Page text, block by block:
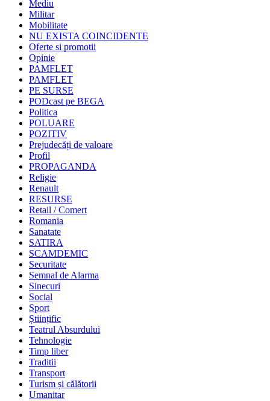
Mediu
Militar
Mobilitate
NU EXISTA COINCIDENTE
Oferte si promotii
Opinie
PAMFLET
PAMFLET
PE SURSE
PODcast pe BEGA
Politica
POLUARE
POZITIV
Prejudecăți de valoare
Profil
PROPAGANDA
Religie
Renault
RESURSE
Retail / Comert
Romania
Sanatate
SATIRA
SCAMDEMIC
Securitate
Semnal de Alarma
Sinecuri
Social
Sport
Științific
Teatrul Absurdului
Tehnologie
Timp liber
Traditii
Transport
Turism și călătorii
Umanitar